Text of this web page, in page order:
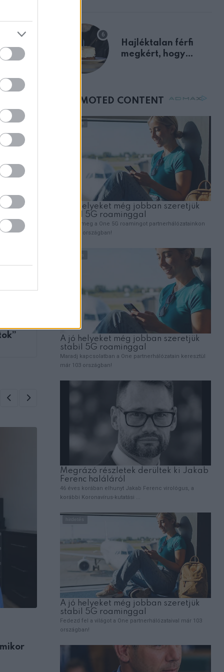
minden
a
ÉLETMÓD
A férjem ikreink tervezett
Hajléktalan férfi
megkért, hogy
mellettem ült az első